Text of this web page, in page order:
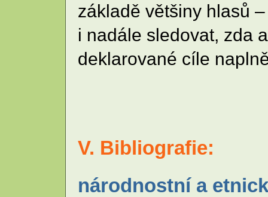
základě většiny hlasů
i nadále sledovat, zda
deklarované cíle
V. Bibliografie:
národnostní a